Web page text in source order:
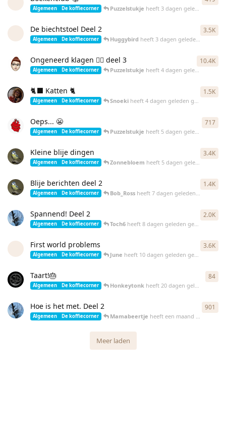
Algemeen De koffiecorner Puzzelstukje heeft 3 dagen geleden
De biechtstoel Deel 2
Algemeen De koffiecorner Huggybird heeft 3 dagen geleden
3.5K
Ongeneerd klagen 😮‍💨 deel 3
Algemeen De koffiecorner Puzzelstukje heeft 4 dagen geleden
10.4K
🐈‍⬛ Katten 🐈
Algemeen De koffiecorner Snoekiheeft 4 dagen geleden gereageerd
1.5K
Oeps... 😬
Algemeen De koffiecorner Puzzelstukje heeft 5 dagen geleden
717
Kleine blije dingen
Algemeen De koffiecorner Zonnebloem heeft 5 dagen geleden
3.4K
Blije berichten deel 2
Algemeen De koffiecorner Bob_Rossheeft 7 dagen geleden
1.4K
Spannend! Deel 2
Algemeen De koffiecorner Toch6heeft 8 dagen geleden gereageerd
2.0K
First world problems
Algemeen De koffiecorner June heeft 10 dagen geleden gereageerd
3.6K
Taart!🎂
Algemeen De koffiecorner Honkeytonkheeft 20 dagen geleden
84
Hoe is het met. Deel 2
Algemeen De koffiecorner Mamabeertje heeft een maand geleden
901
Meer laden